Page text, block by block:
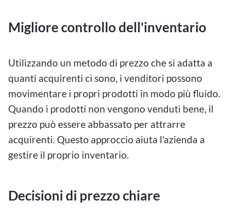
Migliore controllo dell'inventario
Utilizzando un metodo di prezzo che si adatta a
quanti acquirenti ci sono, i venditori possono
movimentare i propri prodotti in modo più fluido.
Quando i prodotti non vengono venduti bene, il
prezzo può essere abbassato per attrarre
acquirenti. Questo approccio aiuta l'azienda a
gestire il proprio inventario.
Decisioni di prezzo chiare